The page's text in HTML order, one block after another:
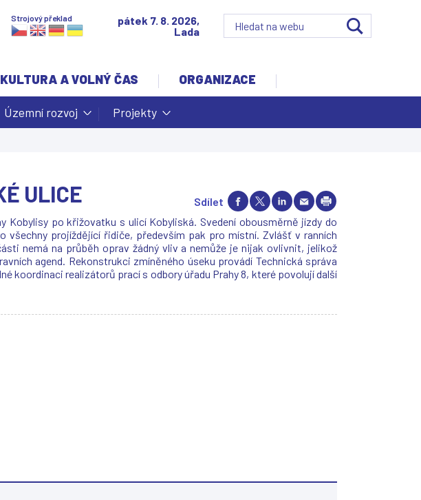
pátek 7. 8. 2026,
Lada
Strojový překlad
Územní rozvoj Projekty
KULTURA A VOLNÝ ČAS ORGANIZACE
Sdílet
ULICE
Kobylisy po křižovatku s ulicí Kobyliská. Svedení obousměrně jízdy do
projíždějící řidiče, především pak pro místní. Zvlášť v ranních
nemá na průběh oprav žádný vliv a nemůže je nijak ovlivnit, jelikož
agend. Rekonstrukci zmíněného úseku provádí Technická správa
koordinaci realizátorů prací s odbory úřadu Prahy 8, které povolují další